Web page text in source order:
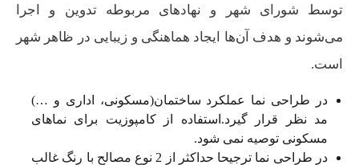
توسط شورای شهر و نهادهای مربوطه تدوین و اجرا
می‌شوند و هدف آن‌ها ایجاد هماهنگی و زیبایی در ظاهر شهر
است.
در طراحی نما عملکرد ساختمان(مسکونی، اداری و …)
مد نظر قرار گیرد.استفاده از کامپوزیت برای نماهای
مسکونی توصیه نمی شود.
در طراحی نما ترجیحا حداکثر از 2 نوع مصالح با رنگ غالب